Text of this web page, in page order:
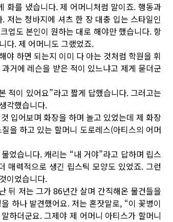
화를 냈습니다. 제 어머니처럼 말이죠. 행동과
저는 청바지에 셔츠 한 장 대충 입는 스타일인
업도 본인이 원하는 대로 해야만 했습니다. 항
다. 제 어머니도 그랬었죠.
야 하면 되는지 이미 다 아는 것처럼 학원을 휘
거에 레슨을 받은 적이 있느냐고 제게 묻더군
적이 있어요”라고 짧게 답했습니다. 그러고는
각했습니다.
입어보며 화장을 하며 놀고 있었는데 제 화장
을 하고 있는 할머니 도로레스(아티스의 어머
었습니다. 캐리는 “내 거야”라고 답하며 립스
매력적으로 생긴 립스틱 모양도 있었죠. 그런
이었습니다.
뒤 저는 그가 86년간 살며 간직해온 물건들을
하나 발견했어요. 저는 혼잣말로, “이 꽃병이
하더군요. 그제야 제 어머니 아티스가 할머니